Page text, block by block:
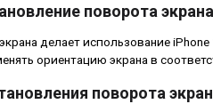
поворота
делает использование
ориентацию экрана в
поворота